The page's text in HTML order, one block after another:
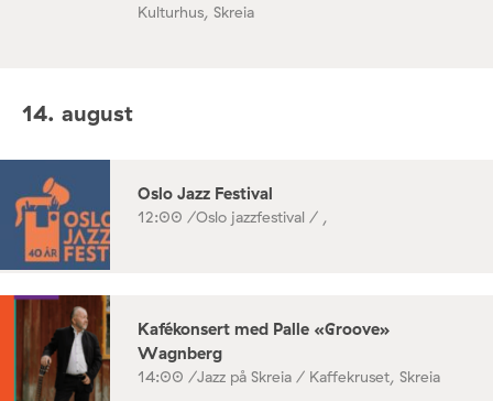
Kulturhus, Skreia
14. august
Oslo Jazz Festival
12:00 /Oslo jazzfestival / ,
Kafékonsert med Palle «Groove»
Wagnberg
14:00 /Jazz på Skreia / Kaffekruset, Skreia